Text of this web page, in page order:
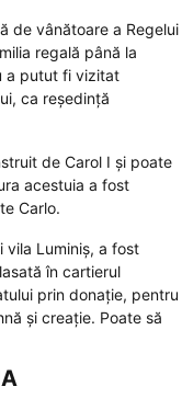
de vânătoare a Regelui
regală până la
a putut fi vizitat
ca reşedinţă
de Carol I şi poate
acestuia a fost
Carlo.
vila Luminiş, a fost
în cartierul
prin donaţie, pentru
şi creaţie. Poate să